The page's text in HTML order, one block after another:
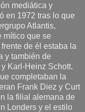
mediática y
en 1972 tras lo que
Atlantis,
mítico que se
de él estaba la
y también de
Karl-Heinz Schott.
completaban la
Frank Diez y Curt
la filial alemana de
Londers y el estilo